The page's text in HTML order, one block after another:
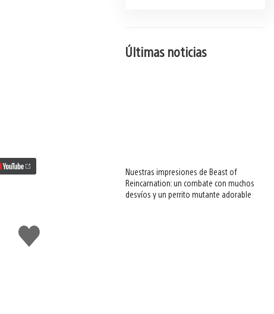
Me
gusta
Últimas noticias
Nuestras impresiones de Beast of
Reincarnation: un combate con muchos
desvíos y un perrito mutante adorable